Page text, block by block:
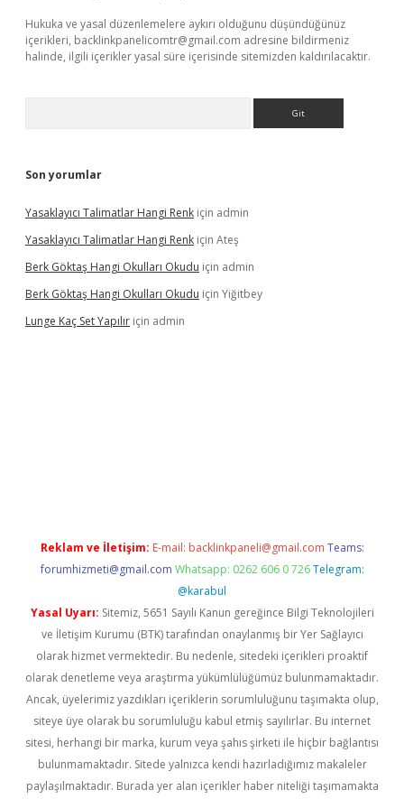
Hukuka ve yasal düzenlemelere aykırı olduğunu düşündüğünüz
içerikleri, backlinkpanelicomtr@gmail.com adresine bildirmeniz
halinde, ilgili içerikler yasal süre içerisinde sitemizden kaldırılacaktır.
Son yorumlar
Yasaklayıcı Talimatlar Hangi Renk için admin
Yasaklayıcı Talimatlar Hangi Renk için Ateş
Berk Göktaş Hangi Okulları Okudu için admin
Berk Göktaş Hangi Okulları Okudu için Yiğitbey
Lunge Kaç Set Yapılır için admin
Reklam ve İletişim: E-mail: backlinkpaneli@gmail.com Teams:
forumhizmeti@gmail.com Whatsapp: 0262 606 0 726 Telegram:
@karabul
Yasal Uyarı: Sitemiz, 5651 Sayılı Kanun gereğince Bilgi Teknolojileri
ve İletişim Kurumu (BTK) tarafından onaylanmış bir Yer Sağlayıcı
olarak hizmet vermektedir. Bu nedenle, sitedeki içerikleri proaktif
olarak denetleme veya araştırma yükümlülüğümüz bulunmamaktadır.
Ancak, üyelerimiz yazdıkları içeriklerin sorumluluğunu taşımakta olup,
siteye üye olarak bu sorumluluğu kabul etmiş sayılırlar. Bu internet
sitesi, herhangi bir marka, kurum veya şahıs şirketi ile hiçbir bağlantısı
bulunmamaktadır. Sitede yalnızca kendi hazırladığımız makaleler
paylaşılmaktadır. Burada yer alan içerikler haber niteliği taşımamakta